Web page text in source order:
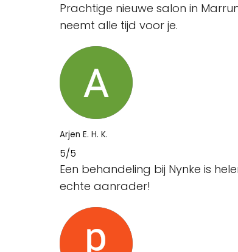
Prachtige nieuwe salon in
neemt alle tijd voor je.
Arjen E. H. K.
5/5
Een behandeling bij Nynke is
echte aanrader!